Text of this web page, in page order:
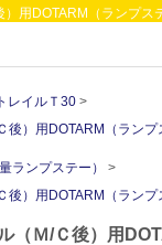
）用DOTARM（ランプス
のカスタム パーツと
TECH 埼玉
レイルＴ30
後）用DOTARM（ランプ
ランプステー）
後）用DOTARM（ランプ
（Ｍ/Ｃ後）用